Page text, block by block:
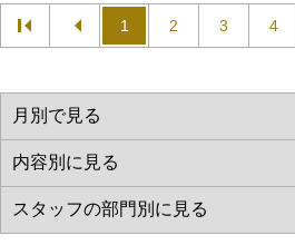
1 2 3 4